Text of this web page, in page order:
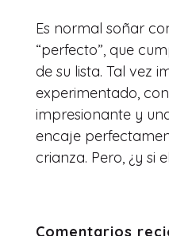
Es normal soñar
“perfecto”, que
de su lista. Tal vez
experimentado,
impresionante y
encaje
crianza. Pero, ¿y si
Comentarios